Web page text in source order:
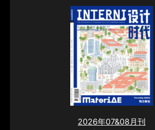
2026年07&08月刊